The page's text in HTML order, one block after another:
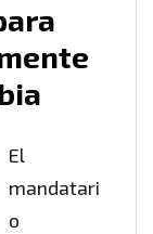
El
mandatari
o